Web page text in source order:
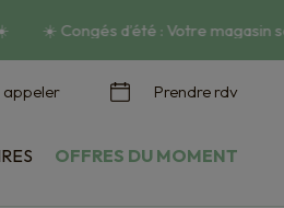
☀️Congés d’été : Votre magasin
appeler Prendre rdv
OFFRES DU MOMENT